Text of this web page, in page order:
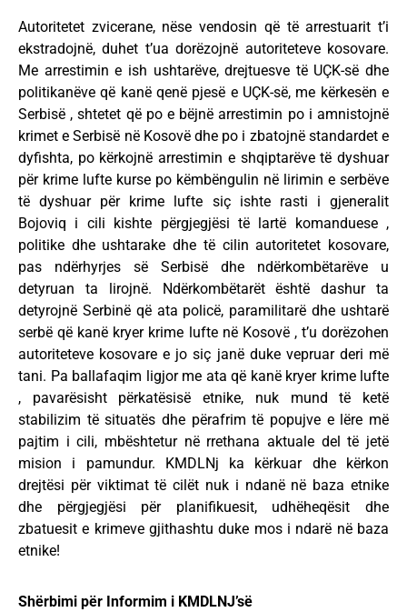
Autoritetet zvicerane, nëse vendosin që të arrestuarit t’i
ekstradojnë, duhet t’ua dorëzojnë autoriteteve kosovare.
Me arrestimin e ish ushtarëve, drejtuesve të UÇK-së dhe
politikanëve që kanë qenë pjesë e UÇK-së, me kërkesën e
Serbisë , shtetet që po e bëjnë arrestimin po i amnistojnë
krimet e Serbisë në Kosovë dhe po i zbatojnë standardet e
dyfishta, po kërkojnë arrestimin e shqiptarëve të dyshuar
për krime lufte kurse po këmbëngulin në lirimin e serbëve
të dyshuar për krime lufte siç ishte rasti i gjeneralit
Bojoviq i cili kishte përgjegjësi të lartë komanduese ,
politike dhe ushtarake dhe të cilin autoritetet kosovare,
pas ndërhyrjes së Serbisë dhe ndërkombëtarëve u
detyruan ta lirojnë. Ndërkombëtarët është dashur ta
detyrojnë Serbinë që ata policë, paramilitarë dhe ushtarë
serbë që kanë kryer krime lufte në Kosovë , t’u dorëzohen
autoriteteve kosovare e jo siç janë duke vepruar deri më
tani. Pa ballafaqim ligjor me ata që kanë kryer krime lufte
, pavarësisht përkatësisë etnike, nuk mund të ketë
stabilizim të situatës dhe përafrim të popujve e lëre më
pajtim i cili, mbështetur në rrethana aktuale del të jetë
mision i pamundur. KMDLNj ka kërkuar dhe kërkon
drejtësi për viktimat të cilët nuk i ndanë në baza etnike
dhe përgjegjësi për planifikuesit, udhëheqësit dhe
zbatuesit e krimeve gjithashtu duke mos i ndarë në baza
etnike!
Shërbimi për Informim i KMDLNJ’së